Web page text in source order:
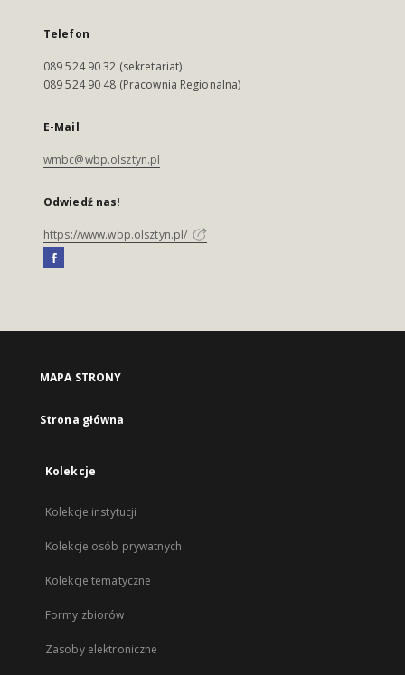
Telefon
089 524 90 32 (sekretariat)
089 524 90 48 (Pracownia Regionalna)
E-Mail
wmbc@wbp.olsztyn.pl
Odwiedź nas!
https://www.wbp.olsztyn.pl/
MAPA STRONY
Strona główna
Kolekcje
Kolekcje instytucji
Kolekcje osób prywatnych
Kolekcje tematyczne
Formy zbiorów
Zasoby elektroniczne